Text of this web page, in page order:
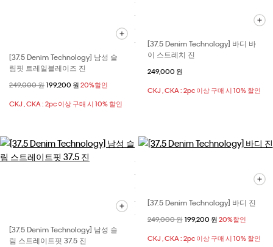
[37.5 Denim Technology] 남성 슬
림핏 트레일블레이즈 진
할인 전 가격
249,000 원 할인된 가격
199,200 원 20%할인
CKJ , CKA : 2pc 이상 구매 시 10% 할인
[37.5 Denim Technology] 바디 바
이 스트레치 진
249,000 원
CKJ , CKA : 2pc 이상 구매 시 10% 할인
[37.5 Denim Technology] 남성 슬
림 스트레이트핏 37.5 진
[37.5 Denim Technology] 바디 진
할인 전 가격
249,000 원할인된 가격
199,200 원 20%할인
CKJ , CKA : 2pc 이상 구매 시 10% 할인